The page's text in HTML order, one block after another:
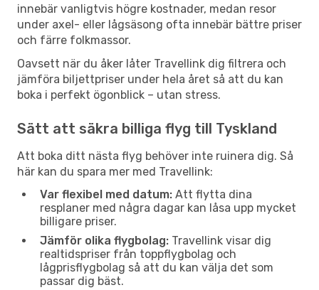
innebär vanligtvis högre kostnader, medan resor
under axel- eller lågsäsong ofta innebär bättre priser
och färre folkmassor.
Oavsett när du åker låter Travellink dig filtrera och
jämföra biljettpriser under hela året så att du kan
boka i perfekt ögonblick – utan stress.
Sätt att säkra billiga flyg till Tyskland
Att boka ditt nästa flyg behöver inte ruinera dig. Så
här kan du spara mer med Travellink:
Var flexibel med datum: Att flytta dina
resplaner med några dagar kan låsa upp mycket
billigare priser.
Jämför olika flygbolag: Travellink visar dig
realtidspriser från toppflygbolag och
lågprisflygbolag så att du kan välja det som
passar dig bäst.